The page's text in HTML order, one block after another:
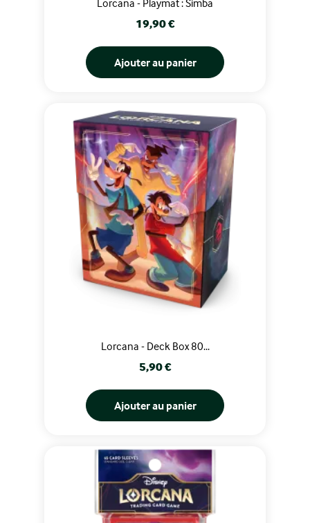
Prix
19,90 €
Ajouter au panier
Lorcana - Deck Box 80...
Prix
5,90 €
Ajouter au panier